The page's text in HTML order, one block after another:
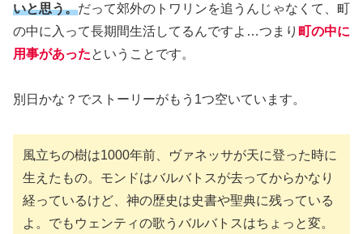
いと思う。だって郊外のトワリンを追うんじゃなくて、町
の中に入って長期間生活してるんですよ…つまり 町の中に
用事があったということです。
別日かな？でストーリーがもう1つ空いています。
風立ちの樹は1000年前、ヴァネッサが天に登った時に
生えたもの。モンドはバルバトスが去ってからかなり
経っているけど、神の歴史は史書や聖典に残っている
よ。でもウェンティの歌うバルバトスはちょっと変。